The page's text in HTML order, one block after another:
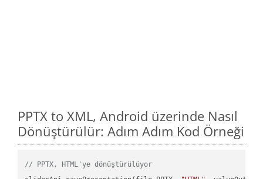
PPTX to XML, Android üzerinde Nasıl
Dönüştürülür: Adım Adım Kod Örneği
// PPTX, HTML'ye dönüştürülüyor